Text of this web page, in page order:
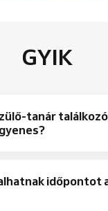
GYIK
tanár találkozó
akár 40 foglalást
időpontot